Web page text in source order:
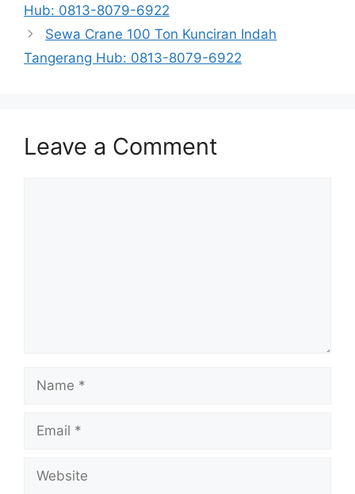
Hub: 0813-8079-6922
Sewa Crane 100 Ton Kunciran Indah
Tangerang Hub: 0813-8079-6922
Leave a Comment